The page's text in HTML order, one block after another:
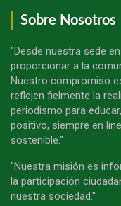
Sobre Nosotros
"Desde nuestra sede
proporcionar a la
Nuestro compromiso
reflejen fielmente la
periodismo para
positivo, siempre en
sostenible."
"Nuestra misión es
la participación
nuestra sociedad."